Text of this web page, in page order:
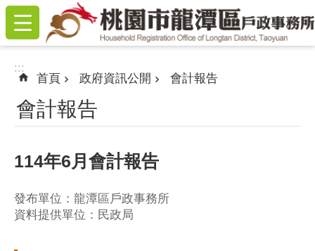
跳到主要內容區塊
:::
:::
首頁 政府資訊公開 會計報告
會計報告
114年6月會計報告
發布單位：龍潭區戶政事務所
資料提供單位：民政局